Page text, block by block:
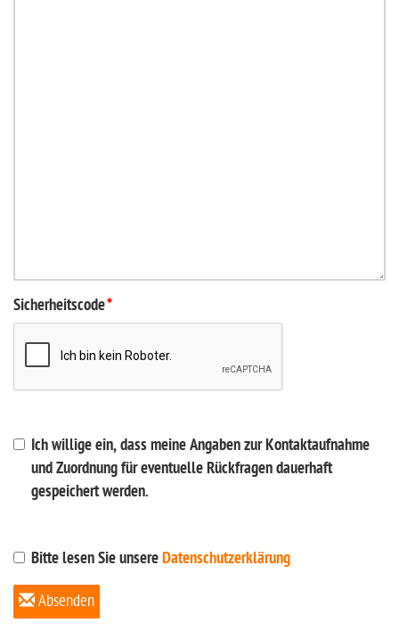
Sicherheitscode*
Ich willige ein, dass meine Angaben zur Kontaktaufnahme
und Zuordnung für eventuelle Rückfragen dauerhaft
gespeichert werden.
Bitte lesen Sie unsereDatenschutzerklärung
Absenden